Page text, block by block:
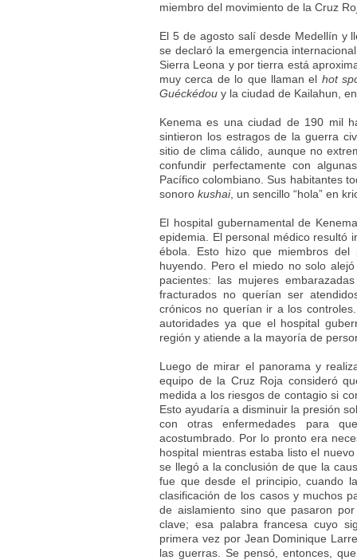
miembro del movimiento de la Cruz
El 5 de agosto salí desde Medellín y
se declaró la emergencia
Sierra Leona y por tierra está
muy cerca de lo que llaman el hot
Guéckédou y la ciudad de Kailahun,
Kenema es una ciudad de 190 mil
sintieron los estragos de la guerra
sitio de clima cálido, aunque no
confundir perfectamente con
Pacífico colombiano. Sus habitantes
sonoro kushai, un sencillo “hola” en
El hospital gubernamental de
epidemia. El personal médico resultó
ébola. Esto hizo que miembros
huyendo. Pero el miedo no solo
pacientes: las mujeres
fracturados no querían ser
crónicos no querían ir a los
autoridades ya que el hospital
región y atiende a la mayoría de
Luego de mirar el panorama y
equipo de la Cruz Roja consideró
medida a los riesgos de contagio si
Esto ayudaría a disminuir la presión
con otras enfermedades para
acostumbrado. Por lo pronto era
hospital mientras estaba listo el
se llegó a la conclusión de que la
fue que desde el principio, cuando
clasificación de los casos y muchos
de aislamiento sino que pasaron
clave; esa palabra francesa cuyo
primera vez por Jean Dominique
las guerras. Se pensó, entonces,